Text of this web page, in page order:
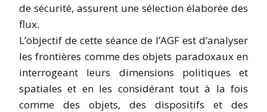
de sécurité, assurent une sélection élaborée des
flux.
L’objectif de cette séance de l’AGF est d’analyser
les frontières comme des objets paradoxaux en
interrogeant leurs dimensions politiques et
spatiales et en les considérant tout à la fois
comme des objets, des dispositifs et des